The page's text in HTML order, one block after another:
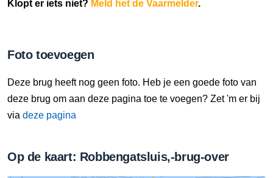
Klopt er iets niet? Meld het de Vaarmelder.
Foto toevoegen
Deze brug heeft nog geen foto. Heb je een goede foto van
deze brug om aan deze pagina toe te voegen? Zet 'm er bij
via deze pagina
Op de kaart: Robbengatsluis,-brug-over